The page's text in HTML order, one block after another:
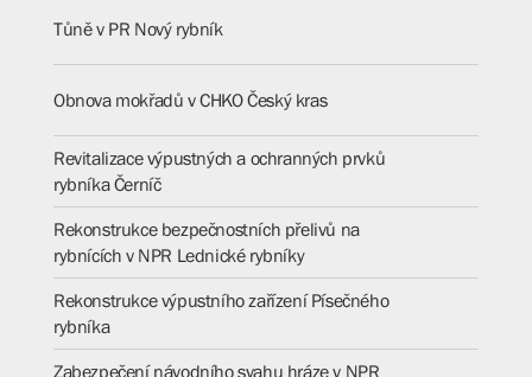
Tůně v PR Nový rybník
Obnova mokřadů v CHKO Český kras
Revitalizace výpustných a ochranných prvků
rybníka Černíč
Rekonstrukce bezpečnostních přelivů na
rybnících v NPR Lednické rybníky
Rekonstrukce výpustního zařízení Písečného
rybníka
Zabezpečení návodního svahu hráze v NPR